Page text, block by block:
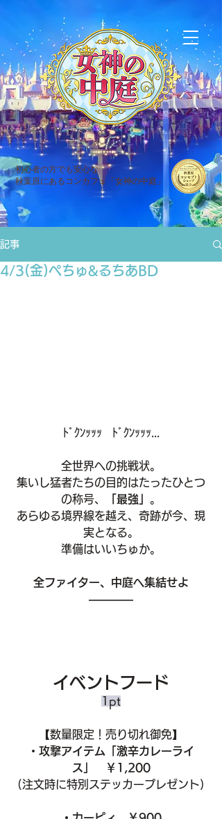
初心者の方でも安心な
秋葉原にあるコンカフェ「女神の中庭」
記事
4/3(金)ぺちゅ&るちあBD
ﾄﾞｸﾝｯｯｯ   ﾄﾞｸﾝｯｯｯ...
全世界への挑戦状。
集いし猛者たちの目的はたったひとつ
の称号、
「最強」 。
あらゆる境界線を越え、奇跡が今、現
実となる。
準備はいいちゅか。
全ファイター、中庭へ集結せよ
――――
イベントフード
1pt
【数量限定！売り切れ御免】
・ 攻撃アイテム「激辛カレーライ
ス」　￥1,200
(注文時に特別ステッカープレゼント)